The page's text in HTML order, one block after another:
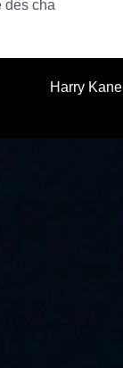
des cha
Harry Kane